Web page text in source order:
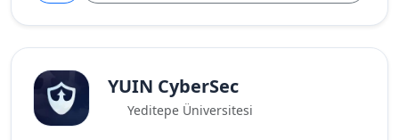
YUIN CyberSec
Yeditepe Üniversitesi